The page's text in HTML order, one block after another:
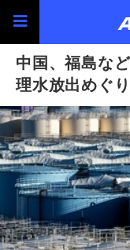
中国、福島な
理水放出めぐり